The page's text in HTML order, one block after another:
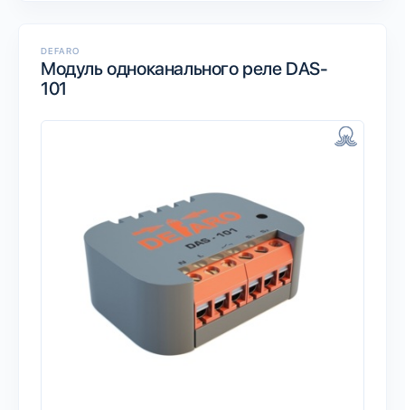
DEFARO
Модуль одноканального реле DAS-
101